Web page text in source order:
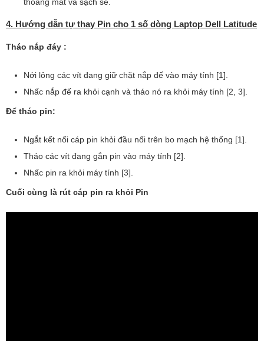
thoáng mát và sạch sẽ.
4. Hướng dẫn tự thay Pin cho 1 số dòng Laptop Dell Latitude
Tháo nắp đáy :
Nới lỏng các vít đang giữ chặt nắp đế vào máy tính [1].
Nhấc nắp đế ra khỏi cạnh và tháo nó ra khỏi máy tính [2, 3].
Để tháo pin:
Ngắt kết nối cáp pin khỏi đầu nối trên bo mạch hệ thống [1].
Tháo các vít đang gắn pin vào máy tính [2].
Nhấc pin ra khỏi máy tính [3].
Cuối cùng là rút cáp pin ra khỏi Pin